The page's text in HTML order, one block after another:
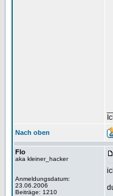
Nach oben
Flo
aka kleiner_hacker
Anmeldungsdatum:
23.06.2006
Beiträge: 1210